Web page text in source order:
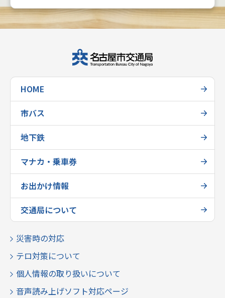
HOME
市バス
地下鉄
マナカ・乗車券
お出かけ情報
交通局について
災害時の対応
テロ対策について
個人情報の取り扱いについて
音声読み上げソフト対応ページ